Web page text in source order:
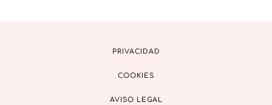
PRIVACIDAD
COOKIES
AVISO LEGAL